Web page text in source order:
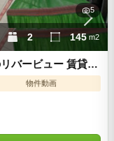
5
バービュー 賃貸コ
物件動画
2 145 m2